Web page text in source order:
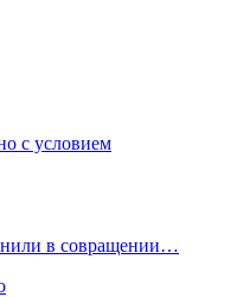
с условием
в совращении…